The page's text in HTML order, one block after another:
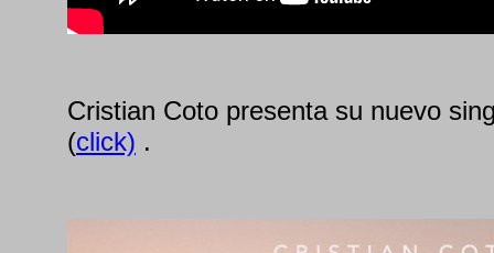
Cristian Coto presenta su nuevo
(click) .